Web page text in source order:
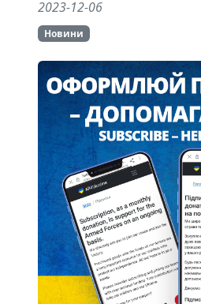
2023-12-06
Новини